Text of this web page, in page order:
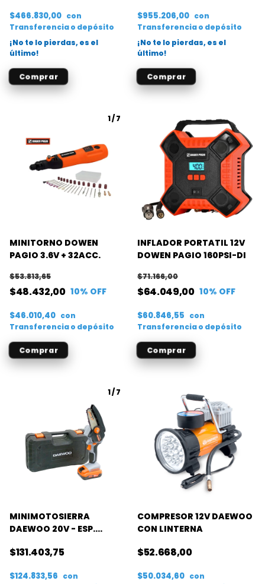
$466.830,00 con
Transferencia o depósito
¡No te lo pierdas, es el
último!
$955.206,00 con
Transferencia o depósito
¡No te lo pierdas, es el
último!
1/7
MINITORNO DOWEN
PAGIO 3.6V + 32ACC.
$48.432,00
$53.813,65
10% OFF
$46.010,40 con
Transferencia o depósito
INFLADOR PORTATIL 12V
DOWEN PAGIO 160PSI-DI
$64.049,00
$71.166,00
10% OFF
$60.846,55 con
Transferencia o depósito
1/7
MINIMOTOSIERRA
DAEWOO 20V - ESP.
$131.403,75
$124.833,56 con
COMPRESOR 12V DAEWOO
CON LINTERNA
$52.668,00
$50.034,60 con